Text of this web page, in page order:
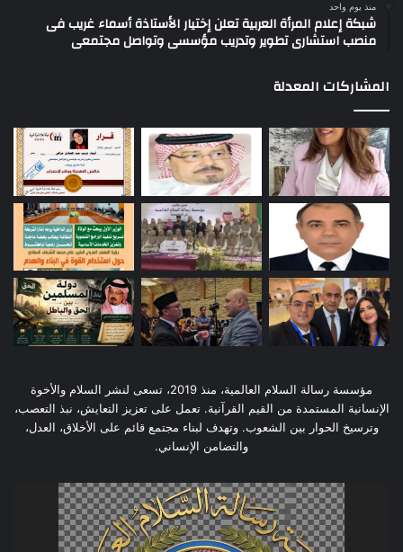
منذ يوم واحد
شبكة إعلام المرأة العربية تعلن إختيار الأستاذة أسماء غريب فى
منصب استشارى تطوير وتدريب مؤسسى وتواصل مجتمعى
المشاركات المعدلة
مؤسسة رسالة السلام العالمية، منذ 2019، تسعى لنشر السلام والأخوة
الإنسانية المستمدة من القيم القرآنية. تعمل على تعزيز التعايش، نبذ التعصب،
وترسيخ الحوار بين الشعوب. وتهدف لبناء مجتمع قائم على الأخلاق، العدل،
والتضامن الإنساني.